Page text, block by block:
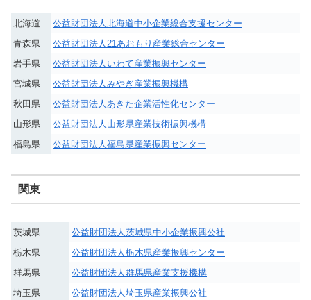
北海道
公益財団法人北海道中小企業総合支援センター
青森県
公益財団法人21あおもり産業総合センター
岩手県
公益財団法人いわて産業振興センター
宮城県
公益財団法人みやぎ産業振興機構
秋田県
公益財団法人あきた企業活性化センター
山形県
公益財団法人山形県産業技術振興機構
福島県
公益財団法人福島県産業振興センター
関東
茨城県
公益財団法人茨城県中小企業振興公社
栃木県
公益財団法人栃木県産業振興センター
群馬県
公益財団法人群馬県産業支援機構
埼玉県
公益財団法人埼玉県産業振興公社